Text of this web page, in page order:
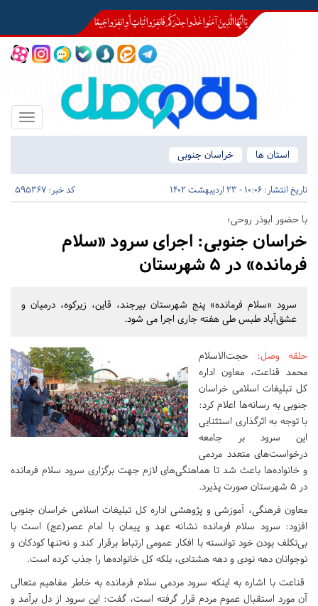
Toggle
استان ها
خراسان جنوبی
تاریخ انتشار: 10:06 - 23 اردیبهشت 1402 کد خبر: 595367
با حضور ابوذر روحی؛
خراسان جنوبی: اجرای سرود «سلام
فرمانده» در ۵ شهرستان‌
سرود «سلام فرمانده» پنج شهرستان بیرجند، قاین، زیرکوه، درمیان و
عشق‌آباد طبس طی هفته جاری اجرا می شود.
حلقه وصل: حجت‌الاسلام
محمد قناعت، معاون اداره
کل تبلیغات اسلامی خراسان
جنوبی به رسانه‌ها اعلام کرد:
با توجه به اثرگذاری استثنایی
این سرود بر جامعه
درخواست‌های متعدد مردمی
و خانواده‌ها باعث شد تا هماهنگی‌های لازم جهت برگزاری سرود سلام فرمانده
در ۵ شهرستان صورت پذیرد.
معاون فرهنگی، آموزشی و پژوهشی اداره کل تبلیغات اسلامی خراسان جنوبی
افزود: سرود سلام فرمانده نشانه عهد و پیمان با امام عصر(عج) است با
بی‌تکلف بودن خود توانسته با افکار عمومی ارتباط برقرار کند و نه‌تنها کودکان و
نوجوانان دهه ‌نودی و دهه‌ هشتادی‌، بلکه کل خانواده‌ها را جذب کرده است.
قناعت با اشاره به اینکه سرود مردمی سلام فرمانده به خاطر مفاهیم متعالی
آن مورد استقبال عموم مردم قرار گرفته است، گفت: این سرود از دل برآمد و